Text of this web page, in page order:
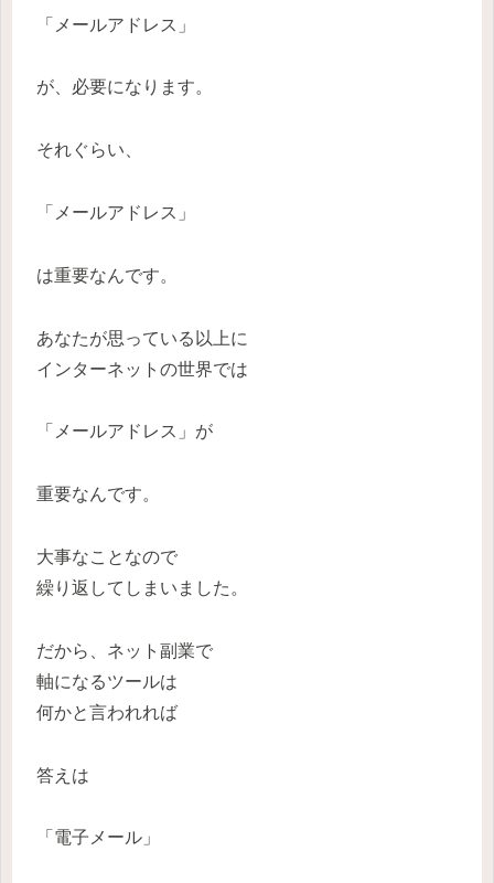
「メールアドレス」
が、必要になります。
それぐらい、
「メールアドレス」
は重要なんです。
あなたが思っている以上に
インターネットの世界では
「メールアドレス」が
重要なんです。
大事なことなので
繰り返してしまいました。
だから、ネット副業で
軸になるツールは
何かと言われれば
答えは
「電子メール」